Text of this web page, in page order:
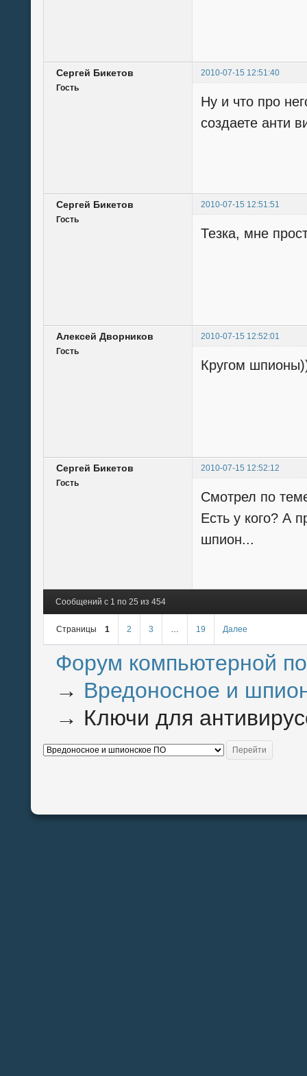
Сергей Бикетов
2010-07-15 12:51:40
Гость
Ну и что про
создаете анти
Сергей Бикетов
2010-07-15 12:51:51
Гость
Тезка, мне
Алексей Дворников
2010-07-15 12:52:01
Гость
Кругом
Сергей Бикетов
2010-07-15 12:52:12
Гость
Смотрел по
Есть у кого? А
шпион...
Сообщений с 1 по 25 из 454
Страницы 1 2 3 … 19 Далее
Форум компьютерной
→ Вредоносное и
→ Ключи для